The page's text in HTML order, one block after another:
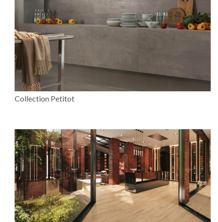
Collection Petitot